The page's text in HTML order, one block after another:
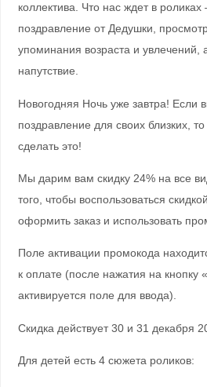
коллектива. Что нас ждет в
поздравление от Дедушки,
упоминания возраста и увлечений,
напутствие.
Новогодняя Ночь уже завтра! Если
поздравление для своих близких,
сделать это!
Мы дарим вам скидку 24% на все
того, чтобы воспользоваться
оформить заказ и использовать
Поле активации промокода
к оплате (после нажатия на кнопку
активируется поле для ввода).
Скидка действует 30 и 31 декабря
Для детей есть 4 сюжета роликов: